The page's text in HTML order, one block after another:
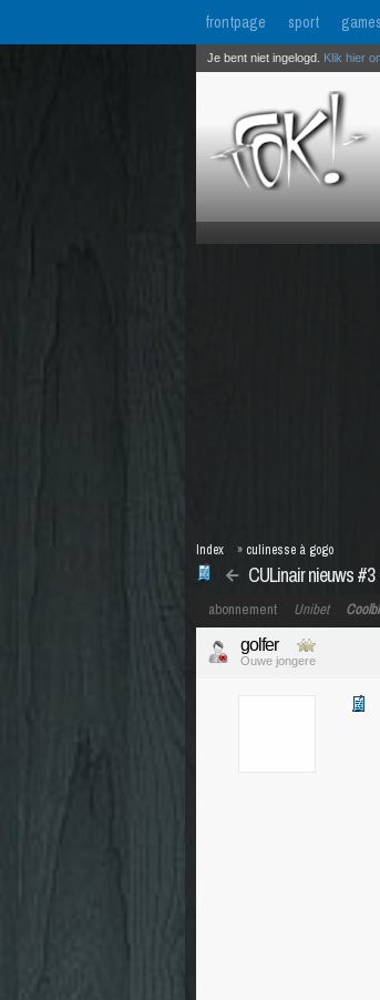
frontpage sport games
Je bent niet ingelogd. Klik hier
CULinair nieuws #3
Index » culinesse à gogo
abonnement Unibet
golfer
Ouwe jongere